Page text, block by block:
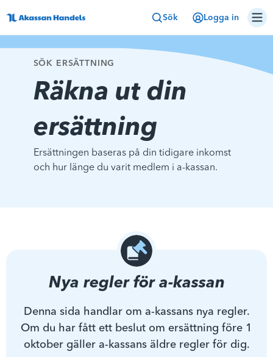
Sök Logga in
SÖK ERSÄTTNING
Räkna ut din
ersättning
Ersättningen baseras på din tidigare inkomst
och hur länge du varit medlem i a-kassan.
Nya regler för a-kassan
Denna sida handlar om a-kassans nya regler.
Om du har fått ett beslut om ersättning före 1
oktober gäller a-kassans äldre regler för dig.